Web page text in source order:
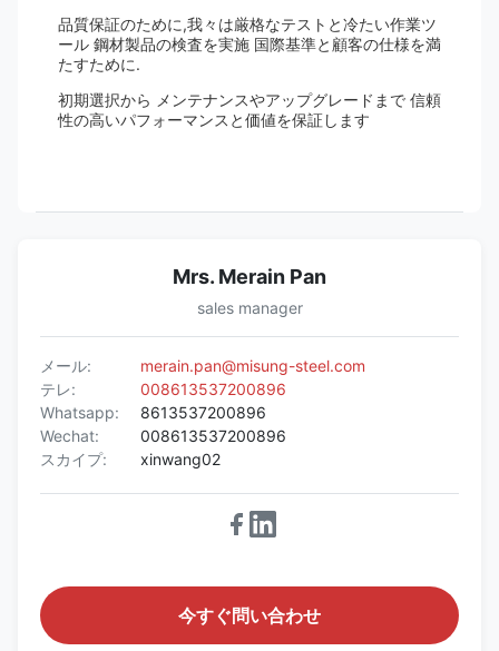
品質保証のために,我々は厳格なテストと冷たい作業ツ
ール 鋼材製品の検査を実施 国際基準と顧客の仕様を満
たすために.
初期選択から メンテナンスやアップグレードまで 信頼
性の高いパフォーマンスと価値を保証します
Mrs. Merain Pan
sales manager
メール:
merain.pan@misung-steel.com
テレ:
008613537200896
Whatsapp:
8613537200896
Wechat:
008613537200896
スカイプ:
xinwang02
今すぐ問い合わせ